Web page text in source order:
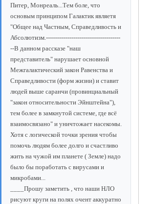
Питер, Монреаль...Тем боле, что
основым принципом Галактик являетя
"Общее над Частным, Справедливость и
Абсолютизм.--------------------------------------
--В данном рассказе "наш
представитель" нарушает основной
Межгалактический закон Равенства и
Справедливости (форм жизни) и ставит
людей выше саранчи (провинциальный
"закон относительности Эйнштейна"),
тем более в замкнутой системе, где всё
взаимосвязано" и уничтожает насекомы.
Хотя с логической точки зрения чтобы
помочь людям более долго и счастливо
жить на чужой им планете ( Земле) надо
было бы поработать с вирусами и
микробами...
____Прошу заметить , что наши НЛО
рисуют круги на полях очент аккуратно